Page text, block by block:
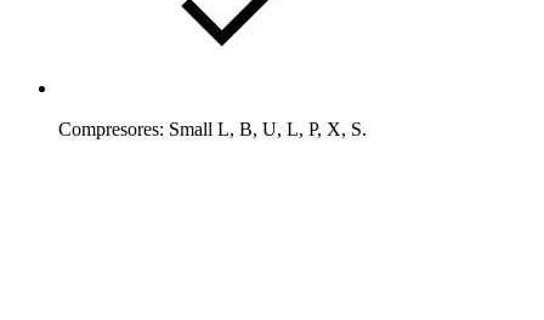
Compresores: Small L, B, U, L, P, X, S.